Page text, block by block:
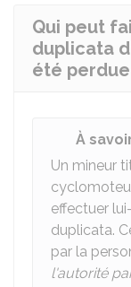
Qui peut
duplicata
été perdue
À
Un mineur
effectuer
duplicata.
par la
l'autorité